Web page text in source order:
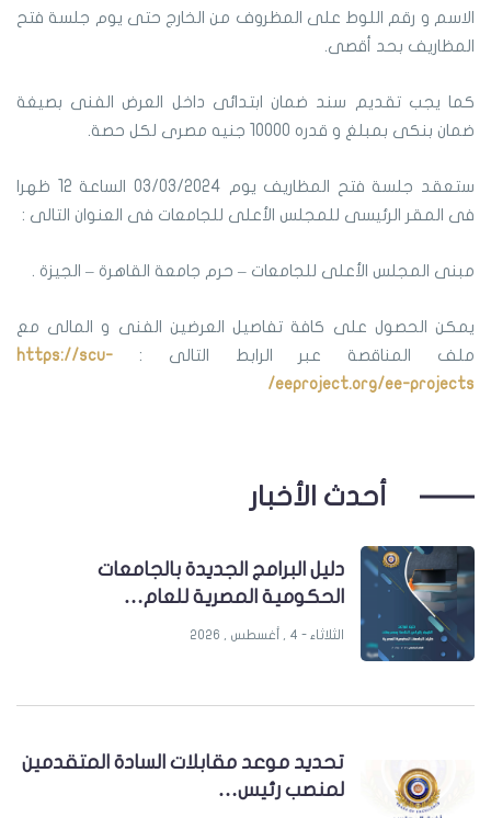
الاسم و رقم اللوط على المظروف من الخارج حتى يوم جلسة فتح
المظاريف بحد أقصى.
كما يجب تقديم سند ضمان ابتدائى داخل العرض الفنى بصيغة
ضمان بنكى بمبلغ و قدره 10000 جنيه مصرى لكل حصة.
ستعقد جلسة فتح المظاريف يوم 03/03/2024 الساعة 12 ظهرا
فى المقر الرئيسى للمجلس الأعلى للجامعات فى العنوان التالى :
مبنى المجلس الأعلى للجامعات – حرم جامعة القاهرة – الجيزة .
يمكن الحصول على كافة تفاصيل العرضين الفنى و المالى مع
ملف المناقصة عبر الرابط التالى : https://scu-
eeproject.org/ee-projects/
أحدث الأخبار
دليل البرامج الجديدة بالجامعات
الحكومية المصرية للعام…
الثلاثاء - 4 , أغسطس , 2026
تحديد موعد مقابلات السادة المتقدمين
لمنصب رئيس…